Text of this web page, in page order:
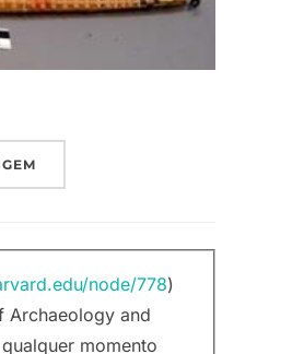
node/778)
Archaeology and
momento